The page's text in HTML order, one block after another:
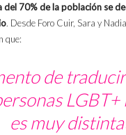
del 70% de la población se
. Desde Foro Cuir, Sara y
que:
de
es muy